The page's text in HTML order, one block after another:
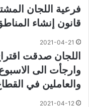
فرعية اللجان
قانون إنشاء
2021-04-21
اللجان صدقت
وارجأت الى
والعاملين في
2021-04-12